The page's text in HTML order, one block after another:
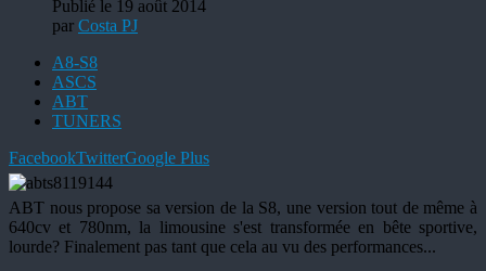
Publié le 19 août 2014
par Costa PJ
A8-S8
ASCS
ABT
TUNERS
FacebookTwitterGoogle Plus
ABT nous propose sa version de la S8, une version tout de même à
640cv et 780nm, la limousine s'est transformée en bête sportive,
lourde? Finalement pas tant que cela au vu des performances...